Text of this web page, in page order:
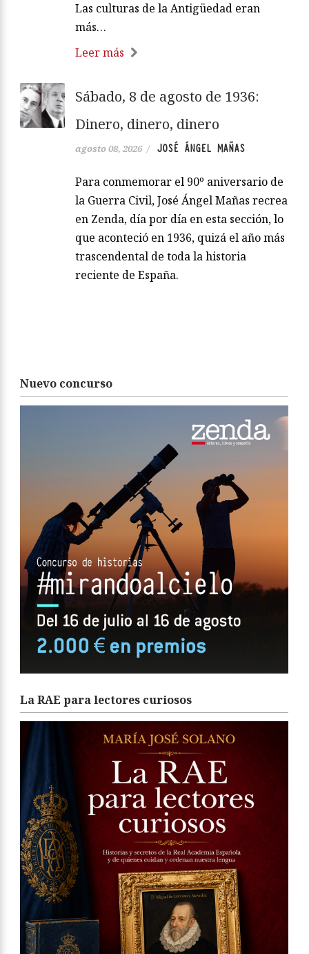
Las culturas de la Antigüedad eran
más…
Leer más
Sábado, 8 de agosto de 1936:
Dinero, dinero, dinero
agosto 08, 2026 / JOSÉ ÁNGEL MAÑAS
Para conmemorar el 90º aniversario de
la Guerra Civil, José Ángel Mañas recrea
en Zenda, día por día en esta sección, lo
que aconteció en 1936, quizá el año más
trascendental de toda la historia
reciente de España.
Nuevo concurso
La RAE para lectores curiosos